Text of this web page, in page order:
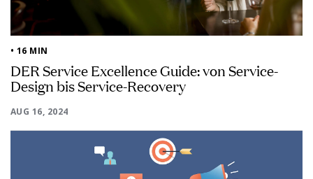
• 16 MIN
DER Service Excellence Guide: von Service-
Design bis Service-Recovery
AUG 16, 2024